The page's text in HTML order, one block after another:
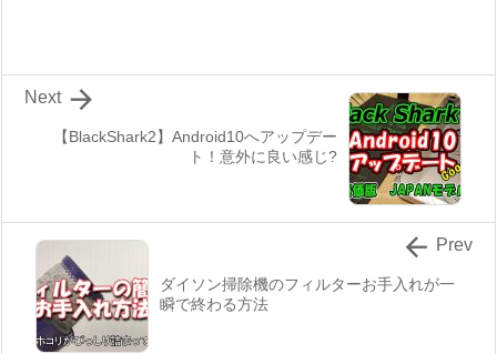
【BlackShark2】Android10へアップデー
ト！意外に良い感じ?

Next
ダイソン掃除機のフィルターお手入れが一
瞬で終わる方法
 Prev